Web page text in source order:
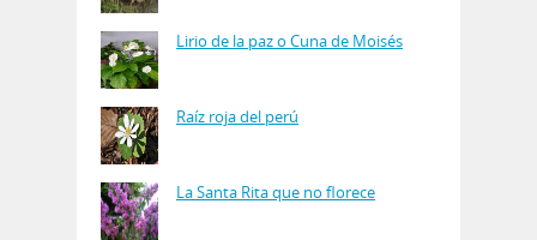
Lirio de la paz o Cuna de Moisés
Raíz roja del perú
La Santa Rita que no florece